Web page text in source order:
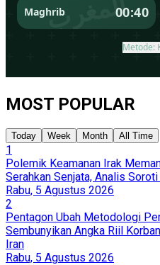
MOST POPULAR
Today Week Month All Time
1
Polemik Keamanan Irak
Serahkan Senjata, Analis
Rabu, 5 Agustus 2026
2
Pentagon Ubah Metodologi
Sembunyikan Angka Riil
Iran
Rabu, 5 Agustus 2026